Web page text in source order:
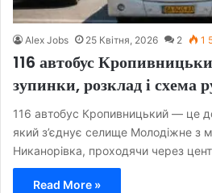
Alex Jobs 25 Квітня, 2026 2 1
116 автобус
зупинки, розклад і схема
116 автобус Кропивницький — це
який з’єднує селище Молодіжне з
Никанорівка, проходячи через
Read More »